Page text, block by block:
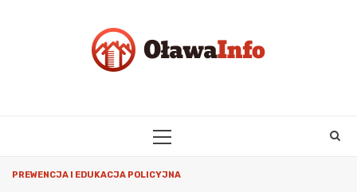
PRIMARY
PREWENCJA I EDUKACJA POLICYJNA